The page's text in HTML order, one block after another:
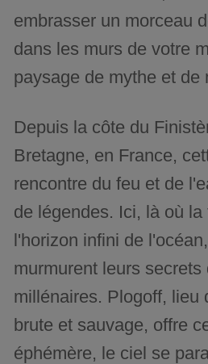
embrasser un morceau
dans les murs de votre
paysage de mythe et de
Depuis la côte du
Bretagne, en France,
rencontre du feu et de
de légendes. Ici, là où la
l'horizon infini de
murmurent leurs secrets
millénaires. Plogoff, lieu
brute et sauvage, offre
éphémère, le ciel se